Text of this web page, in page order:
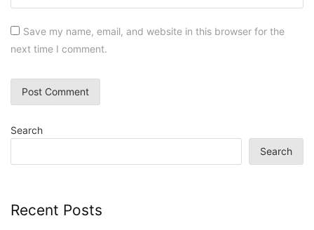
Save my name, email, and website in this browser for the
next time I comment.
Search
Search
Recent Posts